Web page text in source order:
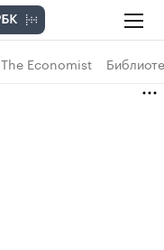
The Economist